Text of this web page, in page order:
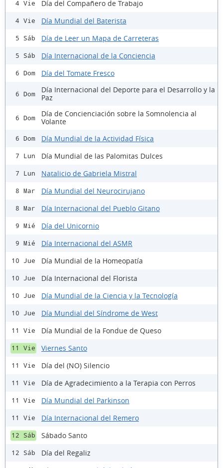
4 Vie Día del Compañero de Trabajo
4 Vie Día Mundial del Baterista
5 Sáb Día de Leer un Mapa de Carreteras
5 Sáb Día Internacional de la Conciencia
6 Dom Día del Tomate Fresco
6 Dom
Día Internacional del Deporte para el Desarrollo y la
Paz
6 Dom
Día de Concienciación sobre la Somnolencia al
Volante
6 Dom Día Mundial de la Actividad Física
7 Lun Día Mundial de las Palomitas Dulces
7 Lun Natalicio de Gabriela Mistral
8 Mar Día Mundial del Neurocirujano
8 Mar Día Internacional del Pueblo Gitano
9 Mié Día del Unicornio
9 Mié Día Internacional del ASMR
10 Jue Día Mundial de la Homeopatía
10 Jue Día Internacional del Florista
10 Jue Día Mundial de la Ciencia y la Tecnología
10 Jue Día Mundial del Síndrome de West
11 Vie Día Mundial de la Fondue de Queso
11 Vie Viernes Santo
11 Vie Día del (NO) Silencio
11 Vie Día de Agradecimiento a la Terapia con Perros
11 Vie Día Mundial del Parkinson
11 Vie Día Internacional del Remero
12 Sáb Sábado Santo
12 Sáb Día del Regaliz